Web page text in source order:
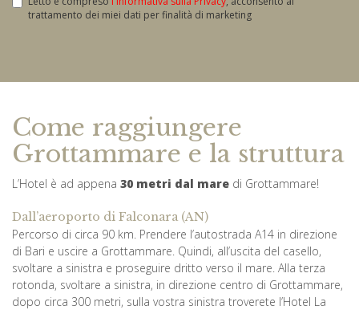
trattamento dei miei dati per finalità di marketing
Come raggiungere
Grottammare e la struttura
L’Hotel è ad appena 30 metri dal mare di Grottammare!
Dall’aeroporto di Falconara (AN)
Percorso di circa 90 km. Prendere l’autostrada A14 in direzione
di Bari e uscire a Grottammare. Quindi, all’uscita del casello,
svoltare a sinistra e proseguire dritto verso il mare. Alla terza
rotonda, svoltare a sinistra, in direzione centro di Grottammare,
dopo circa 300 metri, sulla vostra sinistra troverete l’Hotel La